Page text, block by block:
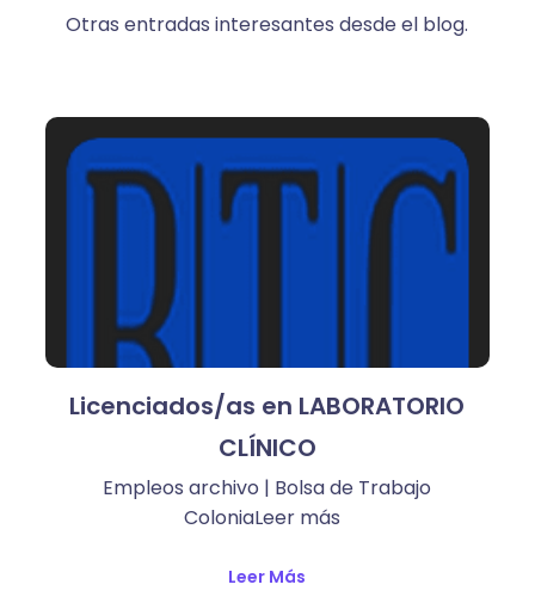
Otras entradas interesantes desde el blog.
Licenciados/as en LABORATORIO
CLÍNICO
Empleos archivo | Bolsa de Trabajo
ColoniaLeer más ​
Leer Más